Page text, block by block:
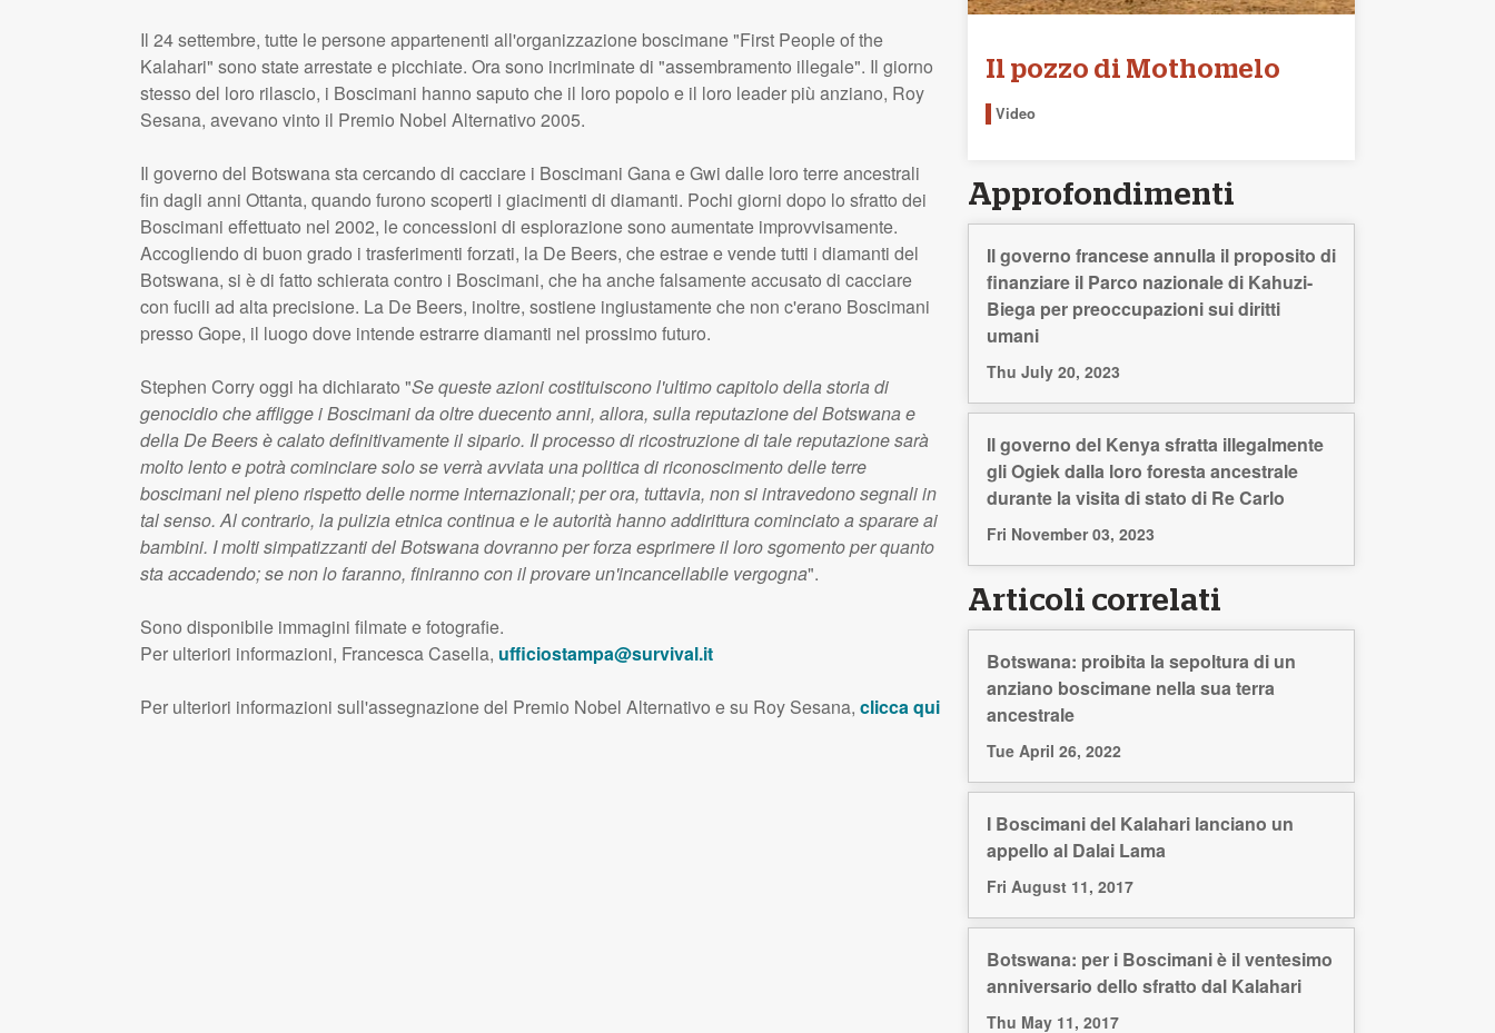
Il 24 settembre, tutte le persone appartenenti all'organizzazione boscimane "First People of the
Kalahari" sono state arrestate e picchiate. Ora sono incriminate di "assembramento illegale". Il giorno
stesso del loro rilascio, i Boscimani hanno saputo che il loro popolo e il loro leader più anziano, Roy
Sesana, avevano vinto il Premio Nobel Alternativo 2005.
Il governo del Botswana sta cercando di cacciare i Boscimani Gana e Gwi dalle loro terre ancestrali
fin dagli anni Ottanta, quando furono scoperti i giacimenti di diamanti. Pochi giorni dopo lo sfratto dei
Boscimani effettuato nel 2002, le concessioni di esplorazione sono aumentate improvvisamente.
Accogliendo di buon grado i trasferimenti forzati, la De Beers, che estrae e vende tutti i diamanti del
Botswana, si è di fatto schierata contro i Boscimani, che ha anche falsamente accusato di cacciare
con fucili ad alta precisione. La De Beers, inoltre, sostiene ingiustamente che non c'erano Boscimani
presso Gope, il luogo dove intende estrarre diamanti nel prossimo futuro.
Stephen Corry oggi ha dichiarato "Se queste azioni costituiscono l'ultimo capitolo della storia di
genocidio che affligge i Boscimani da oltre duecento anni, allora, sulla reputazione del Botswana e
della De Beers è calato definitivamente il sipario. Il processo di ricostruzione di tale reputazione sarà
molto lento e potrà cominciare solo se verrà avviata una politica di riconoscimento delle terre
boscimani nel pieno rispetto delle norme internazionali; per ora, tuttavia, non si intravedono segnali in
tal senso. Al contrario, la pulizia etnica continua e le autorità hanno addirittura cominciato a sparare ai
bambini. I molti simpatizzanti del Botswana dovranno per forza esprimere il loro sgomento per quanto
sta accadendo; se non lo faranno, finiranno con il provare un'incancellabile vergogna".
Sono disponibile immagini filmate e fotografie.
Per ulteriori informazioni, Francesca Casella, ufficiostampa@survival.it
Per ulteriori informazioni sull'assegnazione del Premio Nobel Alternativo e su Roy Sesana, clicca qui
Il pozzo di Mothomelo
Video
Approfondimenti
Il governo francese annulla il proposito di
finanziare il Parco nazionale di Kahuzi-
Biega per preoccupazioni sui diritti
umani
Thu July 20, 2023
Il governo del Kenya sfratta illegalmente
gli Ogiek dalla loro foresta ancestrale
durante la visita di stato di Re Carlo
Fri November 03, 2023
Articoli correlati
Botswana: proibita la sepoltura di un
anziano boscimane nella sua terra
ancestrale
Tue April 26, 2022
I Boscimani del Kalahari lanciano un
appello al Dalai Lama
Fri August 11, 2017
Botswana: per i Boscimani è il ventesimo
anniversario dello sfratto dal Kalahari
Thu May 11, 2017